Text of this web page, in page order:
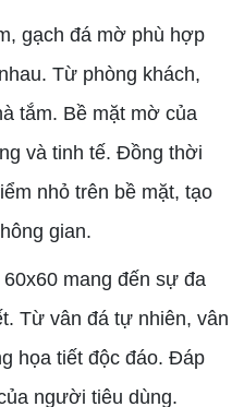
gạch đá mờ phù hợp
Từ phòng khách,
tắm. Bề mặt mờ của
và tinh tế. Đồng thời
nhỏ trên bề mặt, tạo
gian.
mang đến sự đa
Từ vân đá tự nhiên, vân
họa tiết độc đáo. Đáp
người tiêu dùng.